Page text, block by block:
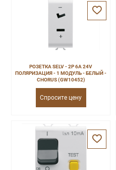
РОЗЕТКА SELV - 2P 6A 24V
ПОЛЯРИЗАЦИЯ - 1 МОДУЛЬ - БЕЛЫЙ -
CHORUS (GW10452)
Спросите цену